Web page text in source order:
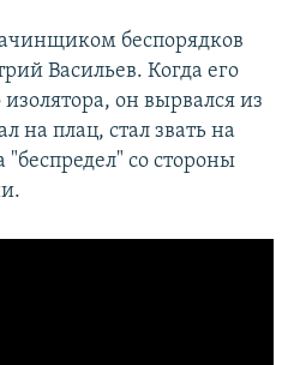
беспорядков
Васильев. Когда его
он вырвался из
на плац, стал звать на
со стороны